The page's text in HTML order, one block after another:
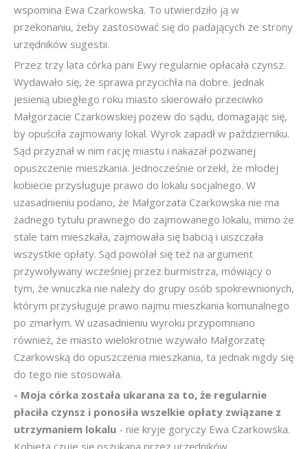
wspomina Ewa Czarkowska. To utwierdziło ją w
przekonaniu, żeby zastosować się do padających ze strony
urzędników sugestii.
Przez trzy lata córka pani Ewy regularnie opłacała czynsz.
Wydawało się, że sprawa przycichła na dobre. Jednak
jesienią ubiegłego roku miasto skierowało przeciwko
Małgorzacie Czarkowskiej pozew do sądu, domagając się,
by opuściła zajmowany lokal. Wyrok zapadł w październiku.
Sąd przyznał w nim rację miastu i nakazał pozwanej
opuszczenie mieszkania. Jednocześnie orzekł, że młodej
kobiecie przysługuje prawo do lokalu socjalnego. W
uzasadnieniu podano, że Małgorzata Czarkowska nie ma
żadnego tytułu prawnego do zajmowanego lokalu, mimo że
stale tam mieszkała, zajmowała się babcią i uiszczała
wszystkie opłaty. Sąd powołał się też na argument
przywoływany wcześniej przez burmistrza, mówiący o
tym, że wnuczka nie należy do grupy osób spokrewnionych,
którym przysługuje prawo najmu mieszkania komunalnego
po zmarłym. W uzasadnieniu wyroku przypomniano
również, że miasto wielokrotnie wzywało Małgorzatę
Czarkowską do opuszczenia mieszkania, ta jednak nigdy się
do tego nie stosowała.
- Moja córka została ukarana za to, że regularnie
płaciła czynsz i ponosiła wszelkie opłaty związane z
utrzymaniem lokalu - nie kryje goryczy Ewa Czarkowska.
Kobieta czuje się oszukana przez urzędników.